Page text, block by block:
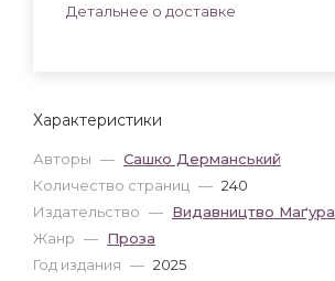
Характеристики
Авторы — Сашко Дерманський
Количество страниц — 240
Издательство — Видавництво Маґура
Жанр — Проза
Год издания — 2025
Детальнее о доставке